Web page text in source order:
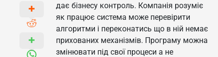
дає бізнесу контроль. Компанія розуміє
як працює система може перевірити
алгоритми і переконатись що в ній немає
прихованих механізмів. Програму можна
змінювати під свої процеси а не